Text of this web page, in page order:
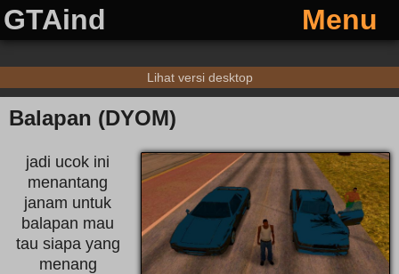
GTAind Menu
Lihat versi desktop
Balapan (DYOM)
jadi ucok ini
menantang
janam untuk
balapan mau
tau siapa yang
menang